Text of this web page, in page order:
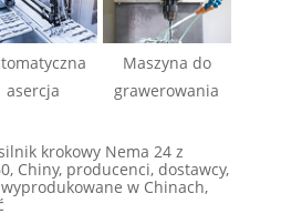
asercja
Maszyna do
grawerowania
krokowy Nema 24 z
Chiny, producenci, dostawcy,
w Chinach,